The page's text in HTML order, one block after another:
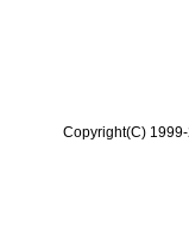
Copyright(C)